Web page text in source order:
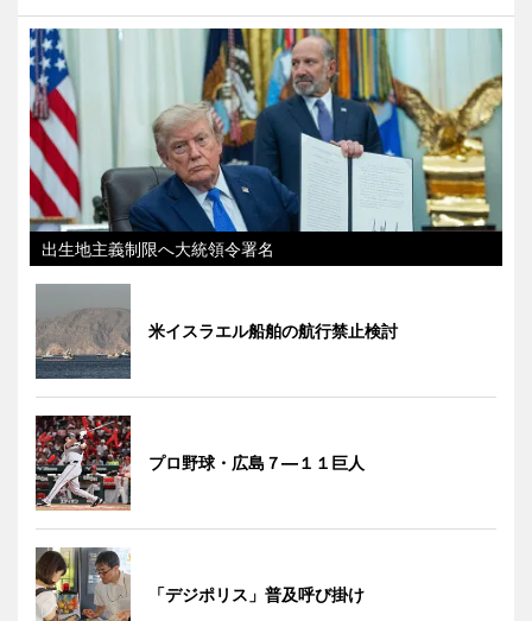
出生地主義制限へ大統領令署名
米イスラエル船舶の航行禁止検討
プロ野球・広島７―１１巨人
「デジポリス」普及呼び掛け